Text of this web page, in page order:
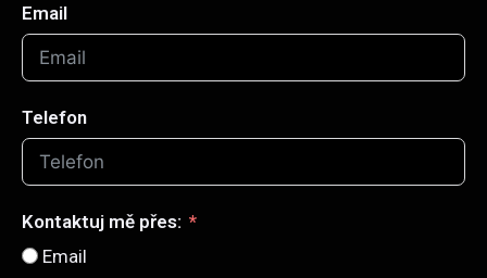
Email
Telefon
Kontaktuj mě přes:
Email